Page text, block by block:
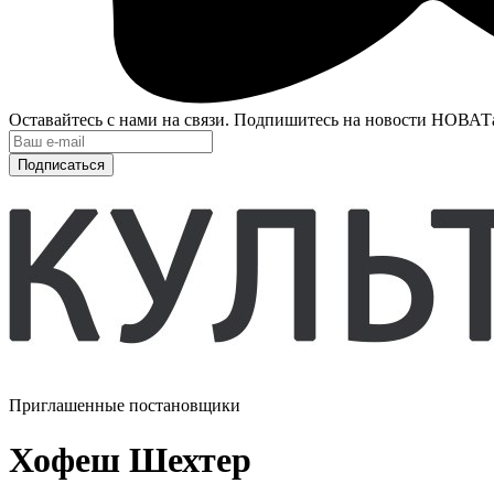
Оставайтесь с нами на связи. Подпишитесь на новости
Подписаться
Приглашенные постановщики
Хофеш Шехтер